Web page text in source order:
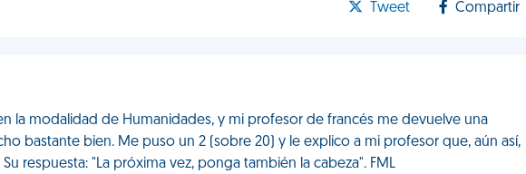
Tweet Compartir
la modalidad de Humanidades, y mi profesor de francés me devuelve una
bastante bien. Me puso un 2 (sobre 20) y le explico a mi profesor que, aún así,
respuesta: "La próxima vez, ponga también la cabeza". FML